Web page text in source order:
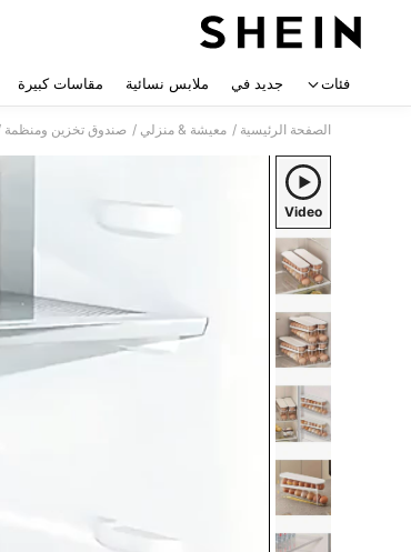
فئات جديد في ملابس نسائية مقاسات كبيرة
الصفحة الرئيسية / معيشة & منزلي / صندوق تخزين ومنظمة
Video